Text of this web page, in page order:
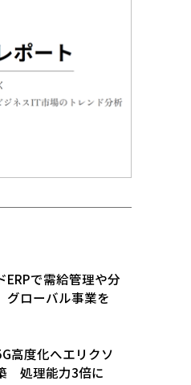
ERPで需給管理や分
ローバル事業を
高度化へエリクソ
処理能力3倍に